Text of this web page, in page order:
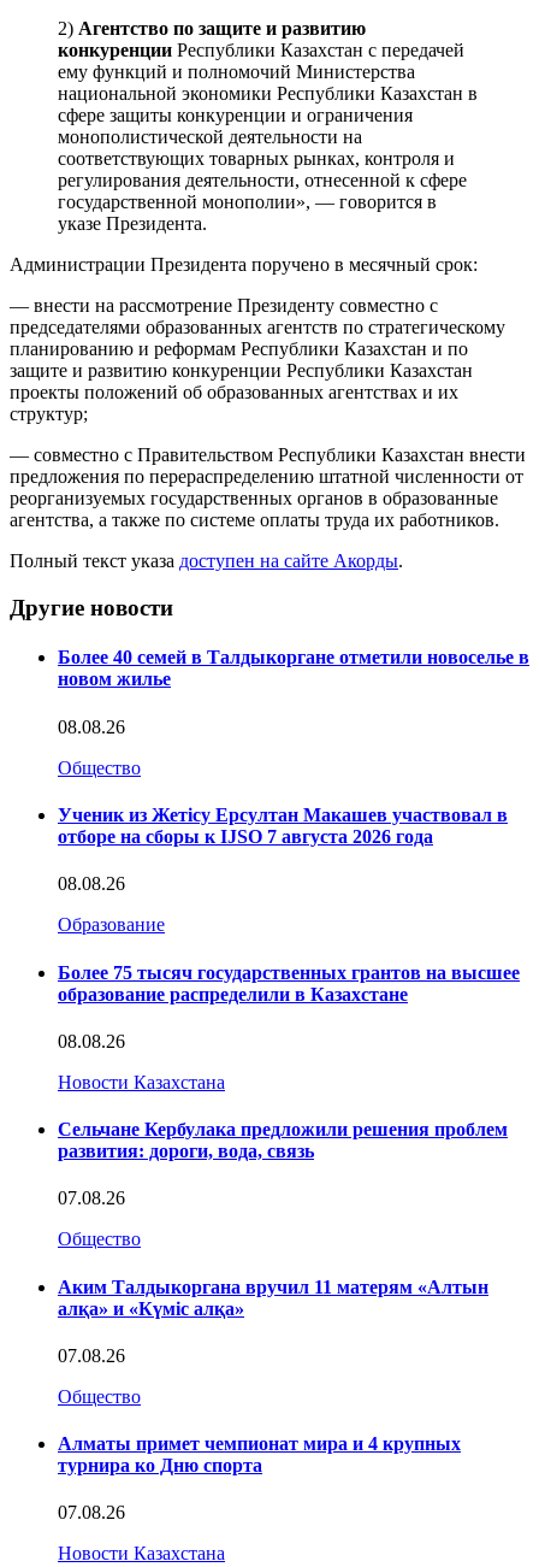
2) Агентство по защите и развитию
конкуренции Республики Казахстан с передачей
ему функций и полномочий Министерства
национальной экономики Республики Казахстан в
сфере защиты конкуренции и ограничения
монополистической деятельности на
соответствующих товарных рынках, контроля и
регулирования деятельности, отнесенной к сфере
государственной монополии», — говорится в
указе Президента.
Администрации Президента поручено в месячный срок:
— внести на рассмотрение Президенту совместно с
председателями образованных агентств по стратегическому
планированию и реформам Республики Казахстан и по
защите и развитию конкуренции Республики Казахстан
проекты положений об образованных агентствах и их
структур;
— совместно с Правительством Республики Казахстан внести
предложения по перераспределению штатной численности от
реорганизуемых государственных органов в образованные
агентства, а также по системе оплаты труда их работников.
Полный текст указа доступен на сайте Акорды.
Другие новости
Более 40 семей в Талдыкоргане отметили новоселье в
новом жилье
08.08.26
Общество
Ученик из Жетісу Ерсултан Макашев участвовал в
отборе на сборы к IJSO 7 августа 2026 года
08.08.26
Образование
Более 75 тысяч государственных грантов на высшее
образование распределили в Казахстане
08.08.26
Новости Казахстана
Сельчане Кербулака предложили решения проблем
развития: дороги, вода, связь
07.08.26
Общество
Аким Талдыкоргана вручил 11 матерям «Алтын
алқа» и «Күміс алқа»
07.08.26
Общество
Алматы примет чемпионат мира и 4 крупных
турнира ко Дню спорта
07.08.26
Новости Казахстана